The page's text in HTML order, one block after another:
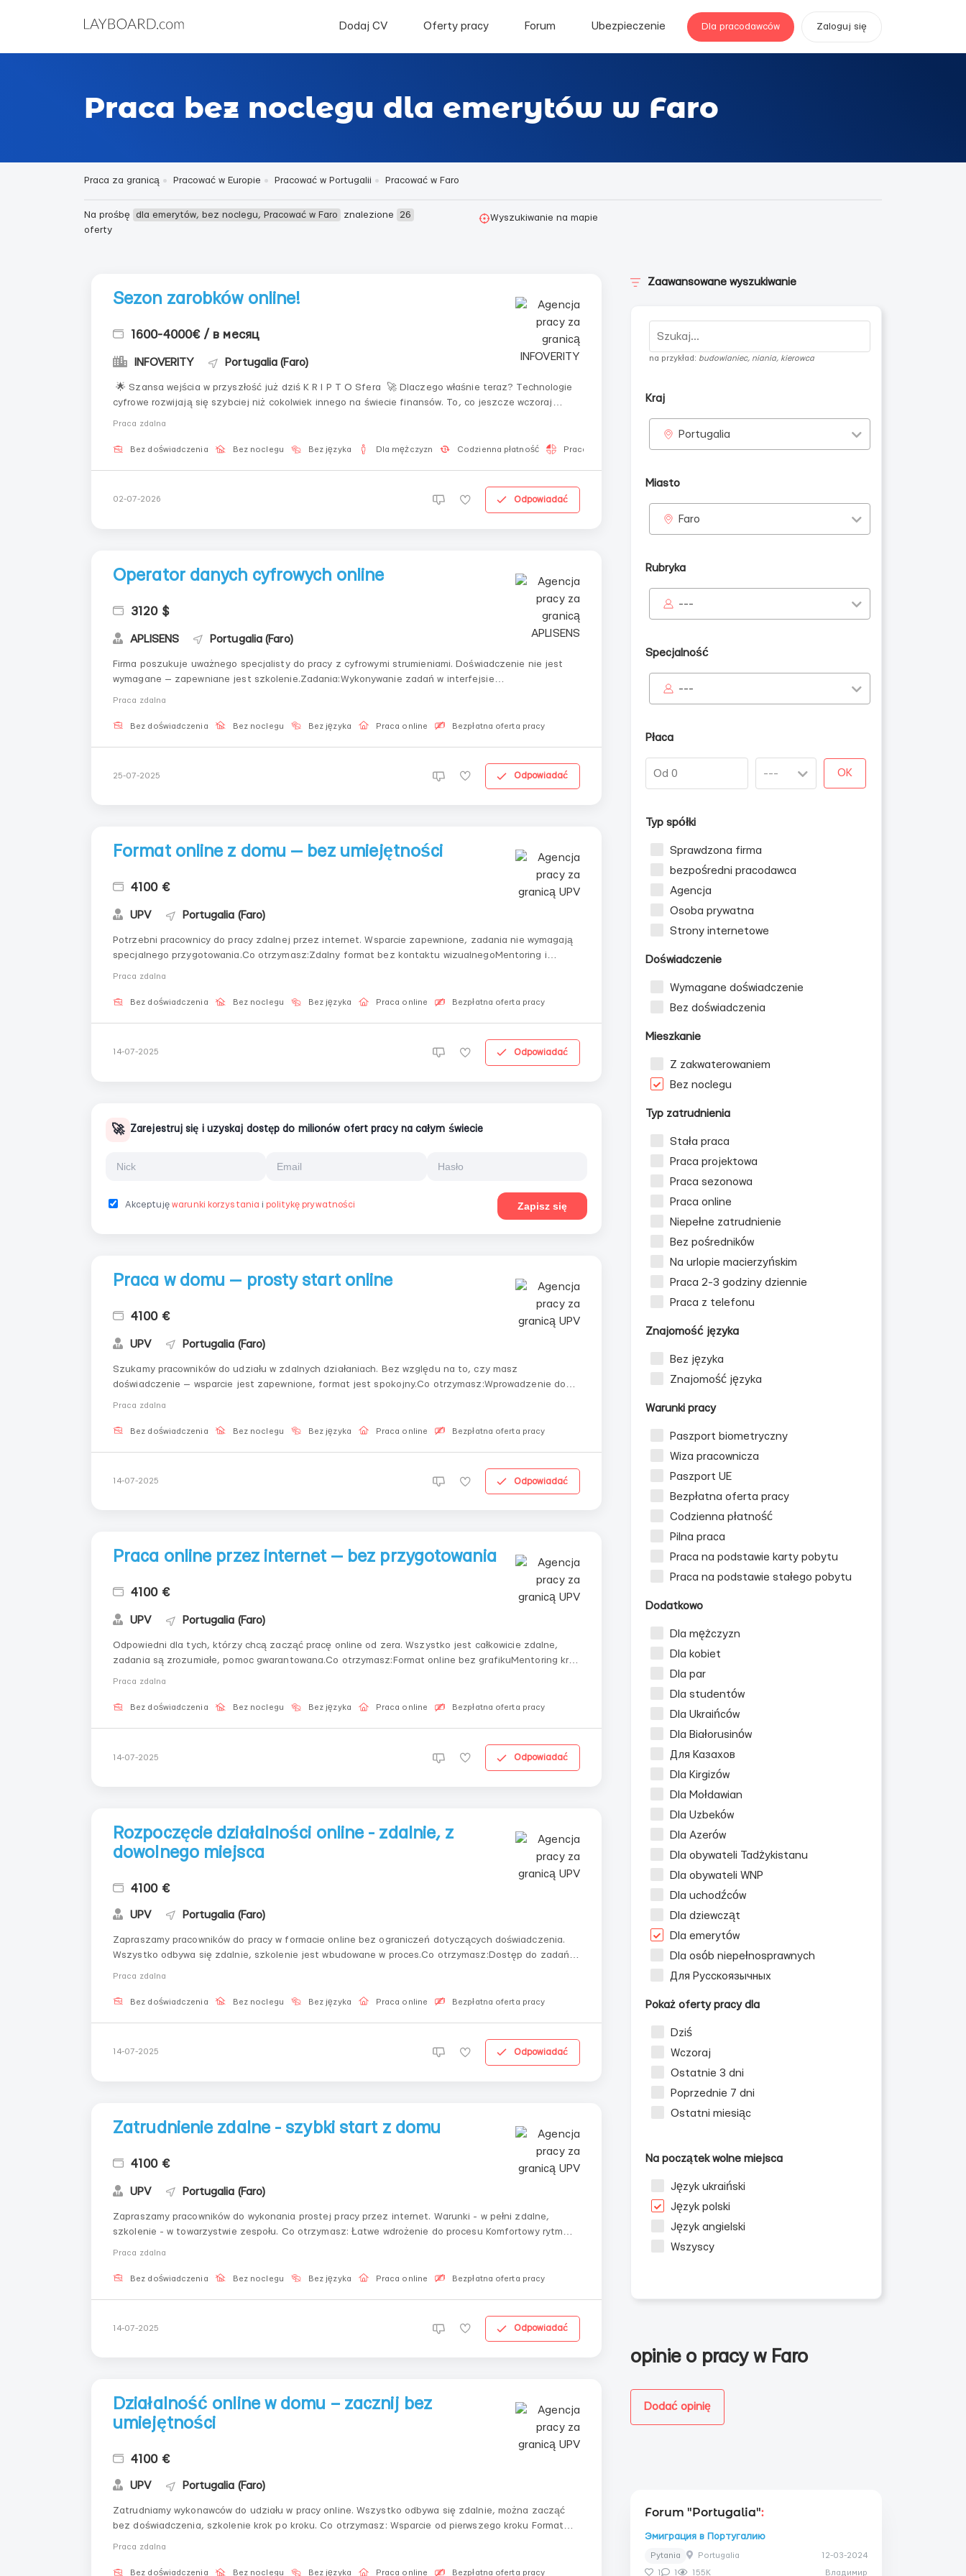
Dodaj CV Oferty pracy Forum Ubezpieczenie Dla pracodawców Zaloguj się
Praca bez noclegu dla emerytów w Faro
Praca za granicą Pracować w Europie Pracować w Portugalii Pracować w Faro
Na prośbę dla emerytów, bez noclegu, Pracować w Faro znalezione
26
oferty
Wyszukiwanie na mapie
Sezon zarobków online!
1600-4000€ / в месяц
INFOVERITY Portugalia (Faro)
🌟 Szansa wejścia w przyszłość już dziś K R I P T O Sfera 🚀 Dlaczego właśnie teraz? Technologie
cyfrowe rozwijają się szybciej niż cokolwiek innego na świecie finansów. To, co jeszcze wczoraj
Praca zdalna
Bez doświadczenia Bez noclegu Bez języka Dla mężczyzn Codzienna płatność Praca 2-3 godziny dziennie
02-07-2026 Odpowiadać
Operator danych cyfrowych online
3120 $
APLISENS Portugalia (Faro)
Firma poszukuje uważnego specjalisty do pracy z cyfrowymi strumieniami. Doświadczenie nie jest
wymagane — zapewniane jest szkolenie.Zadania:Wykonywanie zadań w interfejsie
Praca zdalna
Bez doświadczenia Bez noclegu Bez języka Praca online Bezpłatna oferta pracy
25-07-2025 Odpowiadać
Format online z domu — bez umiejętności
4100 €
UPV Portugalia (Faro)
Potrzebni pracownicy do pracy zdalnej przez internet. Wsparcie zapewnione, zadania nie wymagają
specjalnego przygotowania.Co otrzymasz:Zdalny format bez kontaktu wizualnegoMentoring i
Praca zdalna
Bez doświadczenia Bez noclegu Bez języka Praca online Bezpłatna oferta pracy
14-07-2025 Odpowiadać
🚀 Zarejestruj się i uzyskaj dostęp do milionów ofert pracy na całym świecie
Akceptujęwarunki korzystania i politykę prywatności Zapisz się
Praca w domu — prosty start online
4100 €
UPV Portugalia (Faro)
Szukamy pracowników do udziału w zdalnych działaniach. Bez względu na to, czy masz
doświadczenie — wsparcie jest zapewnione, format jest spokojny.Co otrzymasz:Wprowadzenie do
Praca zdalna
Bez doświadczenia Bez noclegu Bez języka Praca online Bezpłatna oferta pracy
14-07-2025 Odpowiadać
Praca online przez internet — bez przygotowania
4100 €
UPV Portugalia (Faro)
Odpowiedni dla tych, którzy chcą zacząć pracę online od zera. Wszystko jest całkowicie zdalne,
zadania są zrozumiałe, pomoc gwarantowana.Co otrzymasz:Format online bez grafikuMentoring krok
Praca zdalna
Bez doświadczenia Bez noclegu Bez języka Praca online Bezpłatna oferta pracy
14-07-2025 Odpowiadać
Rozpoczęcie działalności online - zdalnie, z
dowolnego miejsca
4100 €
UPV Portugalia (Faro)
Zapraszamy pracowników do pracy w formacie online bez ograniczeń dotyczących doświadczenia.
Wszystko odbywa się zdalnie, szkolenie jest wbudowane w proces.Co otrzymasz:Dostęp do zadań
Praca zdalna
Bez doświadczenia Bez noclegu Bez języka Praca online Bezpłatna oferta pracy
14-07-2025 Odpowiadać
Zatrudnienie zdalne - szybki start z domu
4100 €
UPV Portugalia (Faro)
Zapraszamy pracowników do wykonania prostej pracy przez internet. Warunki - w pełni zdalne,
szkolenie - w towarzystwie zespołu. Co otrzymasz: Łatwe wdrożenie do procesu Komfortowy rytm
Praca zdalna
Bez doświadczenia Bez noclegu Bez języka Praca online Bezpłatna oferta pracy
14-07-2025 Odpowiadać
Działalność online w domu – zacznij bez
umiejętności
4100 €
UPV Portugalia (Faro)
Zatrudniamy wykonawców do udziału w pracy online. Wszystko odbywa się zdalnie, można zacząć
bez doświadczenia, szkolenie krok po kroku. Co otrzymasz: Wsparcie od pierwszego kroku Format
Praca zdalna
Bez doświadczenia Bez noclegu Bez języka Praca online Bezpłatna oferta pracy
Zaawansowane wyszukiwanie
na przykład: budowlaniec, niania, kierowca
Kraj
Portugalia
Miasto
Faro
Rubryka
---
Specjalność
---
Płaca
OK
Typ spółki
Sprawdzona firma
bezpośredni pracodawca
Agencja
Osoba prywatna
Strony internetowe
Doświadczenie
Wymagane doświadczenie
Bez doświadczenia
Mieszkanie
Z zakwaterowaniem
Bez noclegu
Typ zatrudnienia
Stała praca
Praca projektowa
Praca sezonowa
Praca online
Niepełne zatrudnienie
Bez pośredników
Na urlopie macierzyńskim
Praca 2-3 godziny dziennie
Praca z telefonu
Znajomość języka
Bez języka
Znajomość języka
Warunki pracy
Paszport biometryczny
Wiza pracownicza
Paszport UE
Bezpłatna oferta pracy
Codzienna płatność
Pilna praca
Praca na podstawie karty pobytu
Praca na podstawie stałego pobytu
Dodatkowo
Dla mężczyzn
Dla kobiet
Dla par
Dla studentów
Dla Ukraińców
Dla Białorusinów
Для Казахов
Dla Kirgizów
Dla Mołdawian
Dla Uzbeków
Dla Azerów
Dla obywateli Tadżykistanu
Dla obywateli WNP
Dla uchodźców
Dla dziewcząt
Dla emerytów
Dla osób niepełnosprawnych
Для Русскоязычных
Pokaż oferty pracy dla
Dziś
Wczoraj
Ostatnie 3 dni
Poprzednie 7 dni
Ostatni miesiąc
Na początek wolne miejsca
Język ukraiński
Język polski
Język angielski
Wszyscy
opinie o pracy w Faro
Dodać opinię
Forum "Portugalia":
Эмиграция в Португалию
Pytania Portugalia 12-03-2024
1 1 155K Владимир